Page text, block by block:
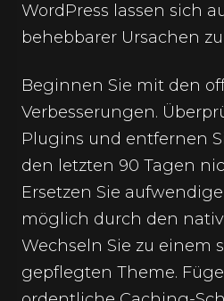
WordPress lassen sich
behebbarer Ursachen
Beginnen Sie mit den
Verbesserungen.
Plugins und entfernen
den letzten 90 Tagen
Ersetzen Sie
möglich durch den
Wechseln Sie zu einem
gepflegten Theme.